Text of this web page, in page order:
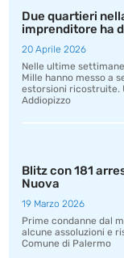
Due quartieri
imprenditore ha
20 Aprile 2026
Nelle ultime
Mille hanno messo a
estorsioni ricostruite.
Addiopizzo
Blitz con 181
Nuova
19 Marzo 2026
Prime condanne dal
alcune assoluzioni e
Comune di Palermo